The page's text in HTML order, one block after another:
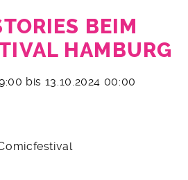
BEIM
HAMBURG
bis 13.10.2024 00:00